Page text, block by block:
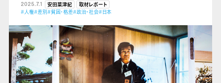
2025.7.1 安田菜津紀
取材レポート
#人権#差別#貧困・格差#政治・社会#日本